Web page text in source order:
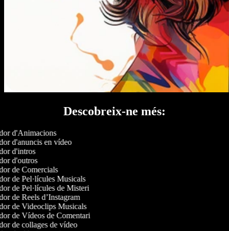
Descobreix-ne més:
d'Animacions
d'anuncis en vídeo
d'intros
d'outros
de Comercials
de Pel·lícules Musicals
de Pel·lícules de Misteri
de Reels d’Instagram
de Videoclips Musicals
de Vídeos de Comentari
de collages de vídeo